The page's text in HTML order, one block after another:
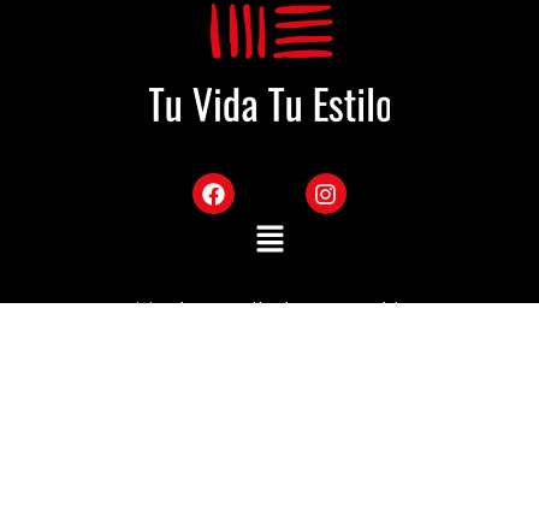
Sitio desarrollado por Mekka